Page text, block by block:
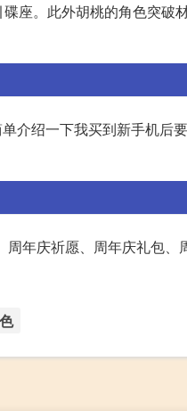
座。此外胡桃的角色突破
介绍一下我买到新手机后
年庆祈愿、周年庆礼包、